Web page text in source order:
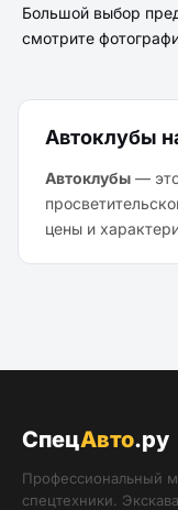
Большой выбор
смотрите
Автоклубы
Автоклубы —
цены и
СпецАвто.ру
Профессиональный
спецтехники.